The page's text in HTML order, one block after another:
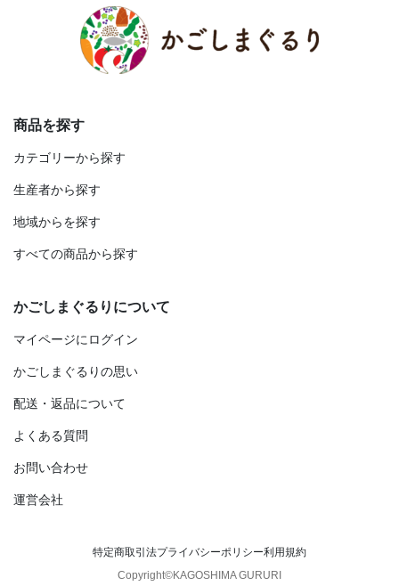
商品を探す
カテゴリーから探す
生産者から探す
地域からを探す
すべての商品から探す
かごしまぐるりについて
マイページにログイン
かごしまぐるりの思い
配送・返品について
よくある質問
お問い合わせ
運営会社
特定商取引法プライバシーポリシー利用規約
Copyright©KAGOSHIMA GURURI